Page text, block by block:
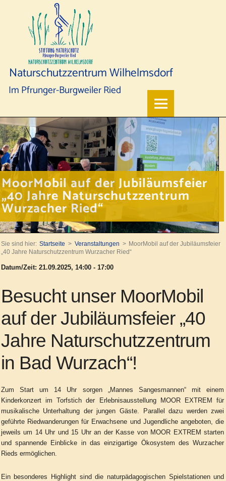
Naturschutzzentrum Wilhelmsdorf
Im Pfrunger-Burgweiler Ried
MoorMobil auf der Jubiläumsfeier
„40 Jahre Naturschutzzentrum
Wurzacher Ried“
Sie sind hier: Startseite Veranstaltungen
MoorMobil auf der Jubiläumsfeier
„40 Jahre Naturschutzzentrum Wurzacher Ried“
Datum/Zeit: 21.09.2025, 14:00 - 17:00
Besucht unser MoorMobil
auf der Jubiläumsfeier „40
Jahre Naturschutzzentrum
in Bad Wurzach“!
Zum Start um 14 Uhr sorgen „Mannes Sangesmannen“ mit einem
Kinderkonzert im Torfstich der Erlebnisausstellung MOOR EXTREM für
musikalische Unterhaltung der jungen Gäste. Parallel dazu werden zwei
geführte Riedwanderungen für Erwachsene und Jugendliche angeboten, die
jeweils um 14 Uhr und 15 Uhr an der Kasse von MOOR EXTREM starten
und spannende Einblicke in das einzigartige Ökosystem des Wurzacher
Rieds ermöglichen.
Ein besonderes Highlight sind die naturpädagogischen Spielstationen und